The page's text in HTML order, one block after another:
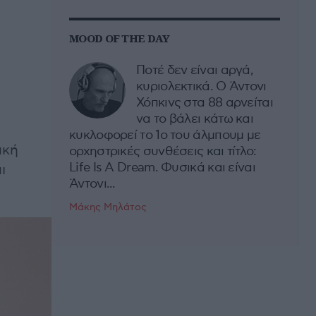
MOOD OF THE DAY
Ποτέ δεν είναι αργά,
κυριολεκτικά. Ο Άντονι
Χόπκινς στα 88 αρνείται
να το βάλει κάτω και
κυκλοφορεί το 1ο του άλμπουμ με
ορχηστρικές συνθέσεις και τίτλο:
Life Is A Dream. Φυσικά και είναι
Άντονι...
Μάκης Μηλάτος